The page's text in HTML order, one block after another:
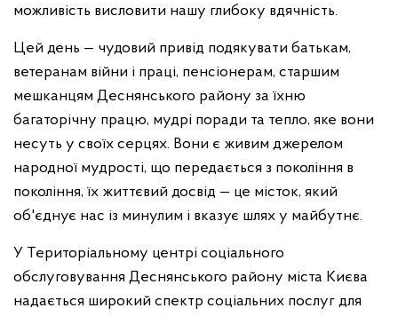
можливість висловити нашу глибоку вдячність.
Цей день — чудовий привід подякувати батькам,
ветеранам війни і праці, пенсіонерам, старшим
мешканцям Деснянського району за їхню
багаторічну працю, мудрі поради та тепло, яке вони
несуть у своїх серцях. Вони є живим джерелом
народної мудрості, що передається з покоління в
покоління, їх життєвий досвід — це місток, який
об'єднує нас із минулим і вказує шлях у майбутнє.
У Територіальному центрі соціального
обслуговування Деснянського району міста Києва
надається широкий спектр соціальних послуг для